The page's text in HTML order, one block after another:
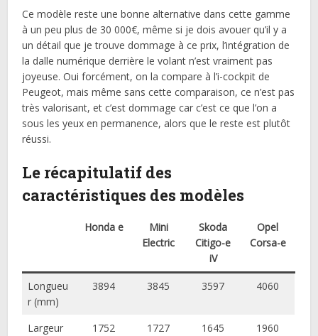
Ce modèle reste une bonne alternative dans cette gamme
à un peu plus de 30 000€, même si je dois avouer qu’il y a
un détail que je trouve dommage à ce prix, l’intégration de
la dalle numérique derrière le volant n’est vraiment pas
joyeuse. Oui forcément, on la compare à l’i-cockpit de
Peugeot, mais même sans cette comparaison, ce n’est pas
très valorisant, et c’est dommage car c’est ce que l’on a
sous les yeux en permanence, alors que le reste est plutôt
réussi.
Le récapitulatif des
caractéristiques des modèles
Honda e
Mini
Electric
Skoda
Citigo-e
iV
Opel
Corsa-e
Longueu
r (mm)
3894 3845 3597 4060
Largeur
1752 1727 1645 1960